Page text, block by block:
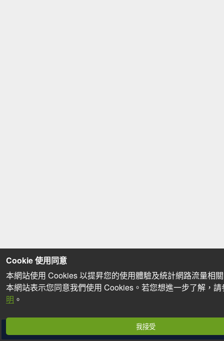
分享
Cookie 使用同意
本網站使用 Cookies 以提昇您的使用體驗及統計網路流量相
本網站表示您同意我們使用 Cookies。若您想進一步了解，
明 。
我接受